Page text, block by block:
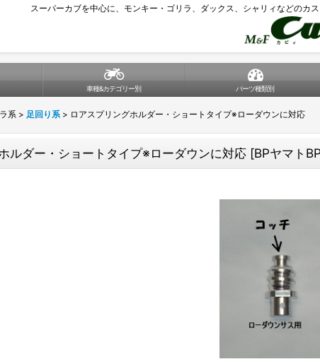
スーパーカブを中心に、モンキー・ゴリラ、ダックス、シャリィなどのカ
車種&カテゴリー別 パーツ種類別
系 > 足回り系 > ロアスプリングホルダー・ショートタイプ※ローダウンに対応
ルダー・ショートタイプ※ローダウンに対応 [BPヤマト